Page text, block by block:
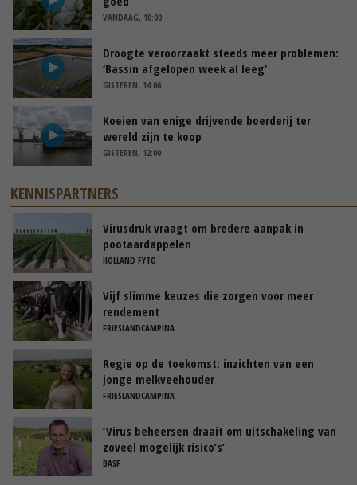
VANDAAG, 10:00
Droogte veroorzaakt steeds meer problemen:
‘Bassin afgelopen week al leeg’
GISTEREN, 14:06
Koeien van enige drijvende boerderij ter
wereld zijn te koop
GISTEREN, 12:00
KENNISPARTNERS
Virusdruk vraagt om bredere aanpak in
pootaardappelen
HOLLAND FYTO
Vijf slimme keuzes die zorgen voor meer
rendement
FRIESLANDCAMPINA
Regie op de toekomst: inzichten van een
jonge melkveehouder
FRIESLANDCAMPINA
‘Virus beheersen draait om uitschakeling van
zoveel mogelijk risico’s’
BASF